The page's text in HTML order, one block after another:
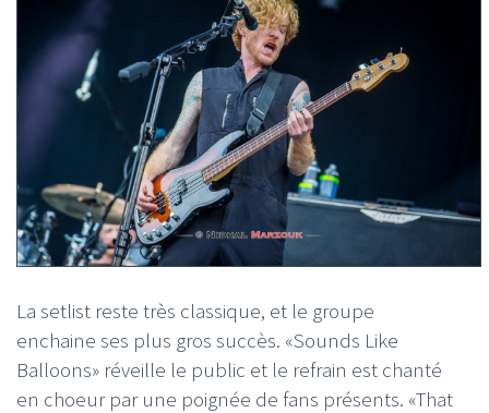
La setlist reste très classique, et le groupe
enchaine ses plus gros succès. «Sounds Like
Balloons» réveille le public et le refrain est chanté
en choeur par une poignée de fans présents. «That